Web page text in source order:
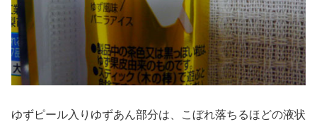
ゆずピール入りゆずあん部分は、こぼれ落ちるほどの液状